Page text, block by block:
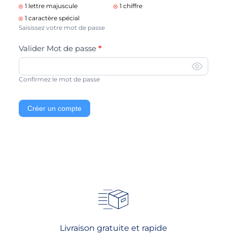
1 lettre majuscule
1 chiffre
1 caractère spécial
Saisissez votre mot de passe
Valider Mot de passe*
Confirmez le mot de passe
Créer un compte
Livraison gratuite et rapide